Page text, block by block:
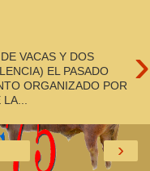
›
VACAS Y DOS
EL PASADO
ORGANIZADO POR
›